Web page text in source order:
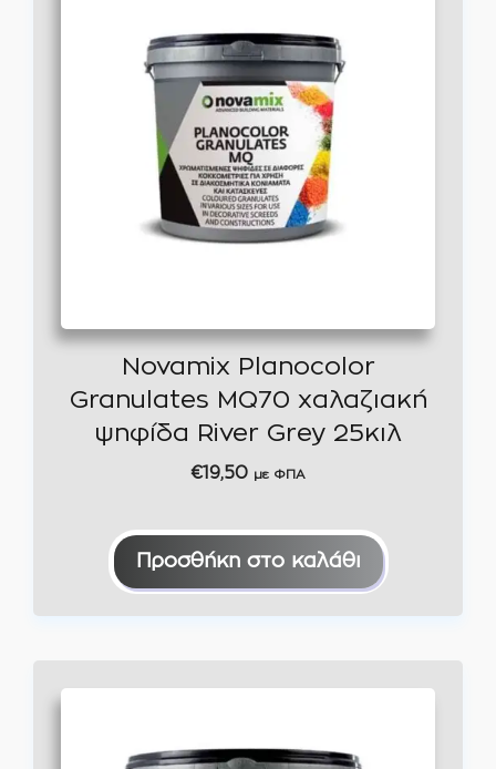
Novamix Planocolor
Granulates MQ70 χαλαζιακή
ψηφίδα River Grey 25κιλ
€19,50 με ΦΠΑ
Προσθήκη στο καλάθι